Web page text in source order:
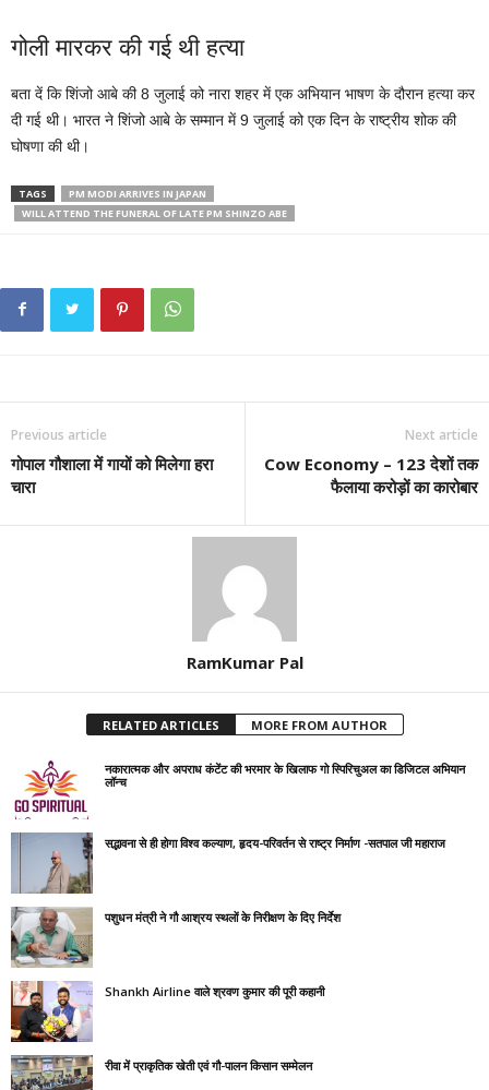
गोली मारकर की गई थी हत्या
बता दें कि शिंजो आबे की 8 जुलाई को नारा शहर में एक अभियान भाषण के दौरान हत्या कर
दी गई थी। भारत ने शिंजो आबे के सम्मान में 9 जुलाई को एक दिन के राष्ट्रीय शोक की
घोषणा की थी।
TAGS
PM MODI ARRIVES IN JAPAN
WILL ATTEND THE FUNERAL OF LATE PM SHINZO ABE
Previous article
गोपाल गौशाला में गायों को मिलेगा हरा
चारा
Next article
Cow Economy – 123 देशों तक
फैलाया करोड़ों का कारोबार
RamKumar Pal
RELATED ARTICLES MORE FROM AUTHOR
नकारात्मक और अपराध कंटेंट की भरमार के खिलाफ गो स्पिरिचुअल का डिजिटल अभियान
लॉन्च
सद्भावना से ही होगा विश्व कल्याण, हृदय-परिवर्तन से राष्ट्र निर्माण -सतपाल जी महाराज
पशुधन मंत्री ने गौ आश्रय स्थलों के निरीक्षण के दिए निर्देश
Shankh Airline वाले श्रवण कुमार की पूरी कहानी
रीवा में प्राकृतिक खेती एवं गौ-पालन किसान सम्मेलन